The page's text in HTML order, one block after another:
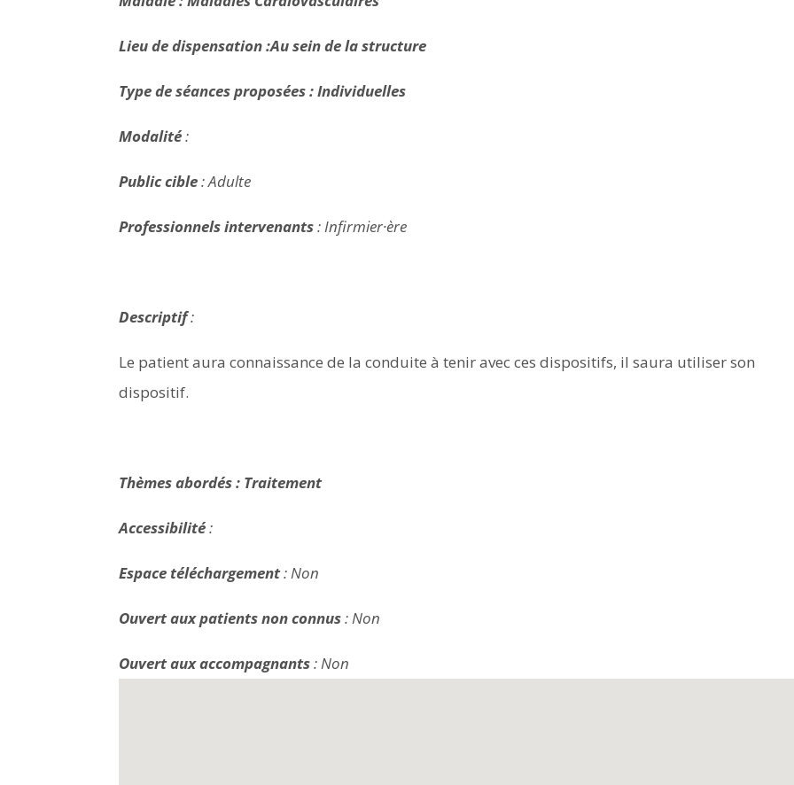
Lieu de dispensation :Au sein de la structure
Type de séances proposées : Individuelles
Modalité:
Public cible: Adulte
Professionnels intervenants:Infirmier·ère
Descriptif:
Le patient aura connaissance de la conduite à tenir avec ces dispositifs, il saura utiliser son
dispositif.
Thèmes abordés : Traitement
Accessibilité:
Espace téléchargement: Non
Ouvert aux patients non connus: Non
Ouvert aux accompagnants: Non